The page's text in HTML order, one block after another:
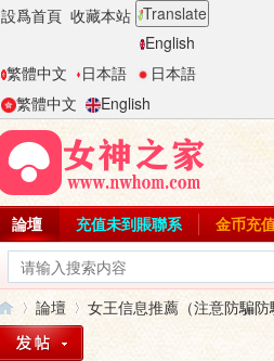
設爲首頁 收藏本站 Translate
English
繁體中文
日本語
日本語
繁體中文
English
論壇 充值未到賬聯系 金币充
論壇 女王信息推薦（注意防騙防